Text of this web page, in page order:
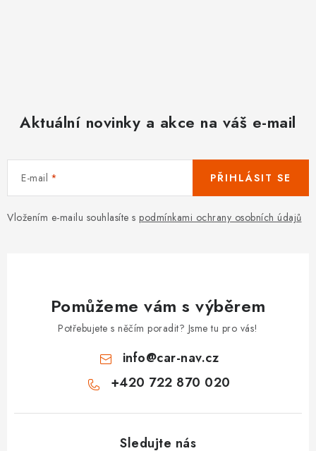
u
Aktuální novinky a akce na váš e-mail
E-mail
Vložením e-mailu souhlasíte s podmínkami ochrany osobních údajů
PŘIHLÁSIT SE
Pomůžeme vám s výběrem
Potřebujete s něčím poradit? Jsme tu pro vás!
info@car-nav.cz
+420 722 870 020